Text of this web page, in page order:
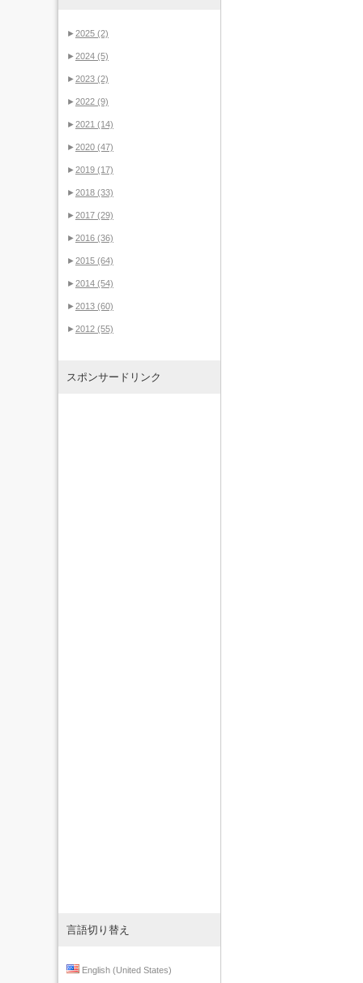
►2025 (2)
►2024 (5)
►2023 (2)
►2022 (9)
►2021 (14)
►2020 (47)
►2019 (17)
►2018 (33)
►2017 (29)
►2016 (36)
►2015 (64)
►2014 (54)
►2013 (60)
►2012 (55)
スポンサードリンク
言語切り替え
English (United States)